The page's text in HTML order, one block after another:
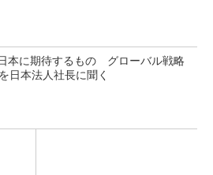
本に期待するもの グローバル戦略
日本法人社長に聞く